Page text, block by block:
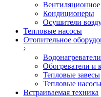
Кондиционеры
Осушители
Тепловые насосы
Отопительное
Водонагреватели
Обогреватели и
Тепловые завесы
Тепловые насосы
Встраиваемая техника